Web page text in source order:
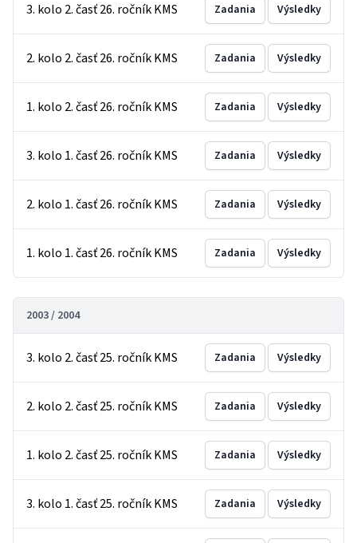
3. kolo 2. časť 26. ročník KMS Zadania Výsledky
2. kolo 2. časť 26. ročník KMS Zadania Výsledky
1. kolo 2. časť 26. ročník KMS Zadania Výsledky
3. kolo 1. časť 26. ročník KMS Zadania Výsledky
2. kolo 1. časť 26. ročník KMS Zadania Výsledky
1. kolo 1. časť 26. ročník KMS Zadania Výsledky
2003 / 2004
3. kolo 2. časť 25. ročník KMS Zadania Výsledky
2. kolo 2. časť 25. ročník KMS Zadania Výsledky
1. kolo 2. časť 25. ročník KMS Zadania Výsledky
3. kolo 1. časť 25. ročník KMS Zadania Výsledky